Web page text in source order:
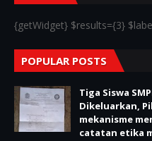
{getWidget} $results={3}
POPULAR POSTS
Tiga Siswa
Dikeluarkan,
mekanisme
catatan etika